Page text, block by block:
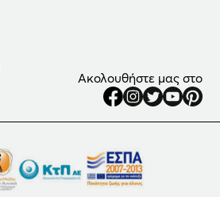
Ακολουθήστε μας στο